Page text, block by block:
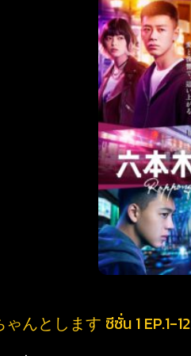
んとします ซีซั่น 1 EP.1-12